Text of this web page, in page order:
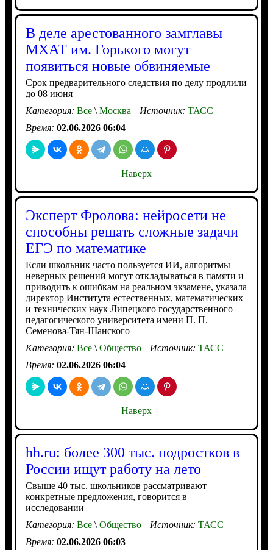
В деле арестованного замглавы
МХАТ им. Горького могут
появиться новые обвиняемые
Срок предварительного следствия по делу продлили
до 08 июня
Категория: Все\Москва Источник: ТАСС
Время: 02.06.2026 06:04
Наверх
Эксперт Фролова: нейросети не
способны решать сложные задачи
ЕГЭ по математике
Если школьник часто пользуется ИИ, алгоритмы
неверных решений могут откладываться в памяти и
приводить к ошибкам на реальном экзамене, указала
директор Института естественных, математических
и технических наук Липецкого государственного
педагогического университета имени П. П.
Семенова-Тян-Шанского
Категория: Все\Общество Источник: ТАСС
Время: 02.06.2026 06:04
Наверх
hh.ru: более 300 тыс. подростков в
России ищут работу на лето
Свыше 40 тыс. школьников рассматривают
конкретные предложения, говорится в
исследовании
Категория: Все\Общество Источник: ТАСС
Время: 02.06.2026 06:03